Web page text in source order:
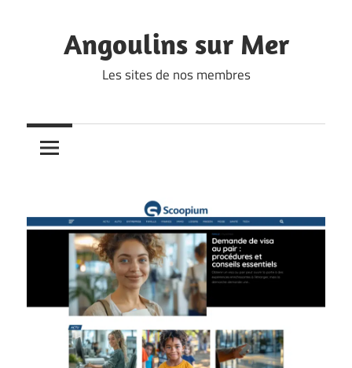
contentAngoulins sur Mer
Les sites de nos membres